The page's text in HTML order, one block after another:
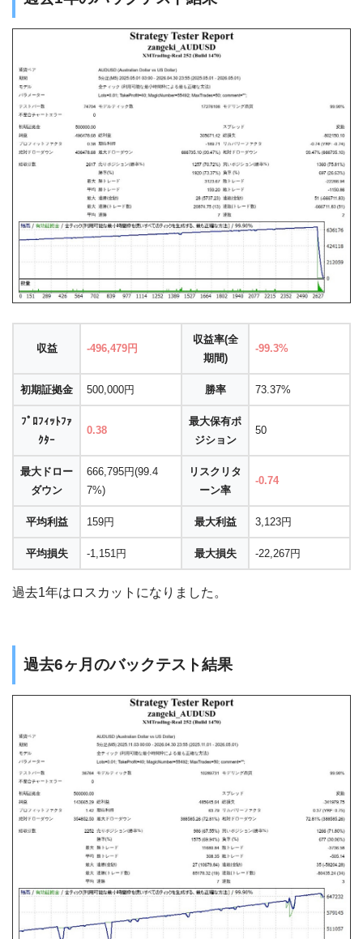
収益 -496,479円
収益率(全
期間)
-99.3%
初期証拠金 500,000円 勝率 73.37%
ﾌﾟﾛﾌｨｯﾄﾌｧ
ｸﾀｰ
0.38
最大保有ポ
ジション
50
最大ドロー
ダウン
666,795円(99.4
7%)
リスクリタ
ーン率
-0.74
平均利益 159円 最大利益 3,123円
平均損失 -1,151円 最大損失 -22,267円
過去1年はロスカットになりました。
過去6ヶ月のバックテスト結果